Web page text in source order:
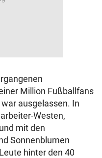
Million Fußballfans
ausgelassen. In
Westen,
mit den
Sonnenblumen
hinter den 40